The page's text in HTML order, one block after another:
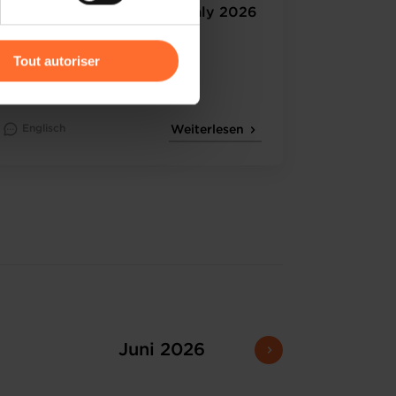
protection des données
Tout autoriser
Official Trade Mission to Italy 2026
Englisch Weiterlesen
Juni 2026